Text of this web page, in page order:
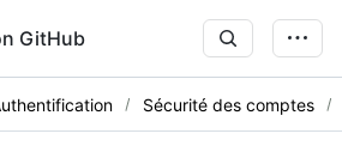
GitHub
Sécurité des comptes